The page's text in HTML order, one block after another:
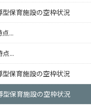
保育施設の空枠状況
...
...
保育施設の空枠状況
保育施設の空枠状況